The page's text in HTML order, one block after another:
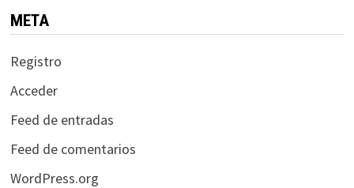
META
Registro
Acceder
Feed de entradas
Feed de comentarios
WordPress.org